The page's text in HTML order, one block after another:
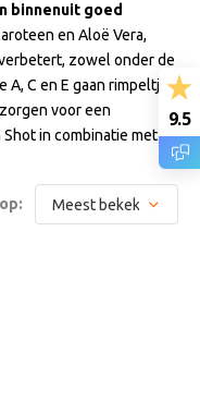
binnenuit goed
en Aloë Vera,
zowel onder de
A, C en E gaan rimpeltjes
voor een
in combinatie met
resultaat. Neem
heeft een frisse ananas-
9.5